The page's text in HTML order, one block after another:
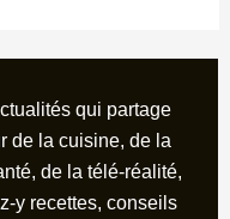
qui partage
de la cuisine, de la
de la télé-réalité,
y recettes, conseils